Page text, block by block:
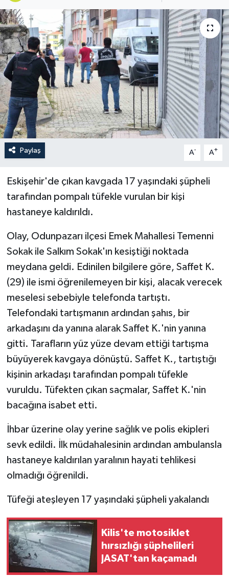
Paylaş A- A+
Eskişehir'de çıkan kavgada 17 yaşındaki şüpheli
tarafından pompalı tüfekle vurulan bir kişi
hastaneye kaldırıldı.
Olay, Odunpazarı ilçesi Emek Mahallesi Temenni
Sokak ile Salkım Sokak'ın kesiştiği noktada
meydana geldi. Edinilen bilgilere göre, Saffet K.
(29) ile ismi öğrenilemeyen bir kişi, alacak verecek
meselesi sebebiyle telefonda tartıştı.
Telefondaki tartışmanın ardından şahıs, bir
arkadaşını da yanına alarak Saffet K.'nin yanına
gitti. Tarafların yüz yüze devam ettiği tartışma
büyüyerek kavgaya dönüştü. Saffet K., tartıştığı
kişinin arkadaşı tarafından pompalı tüfekle
vuruldu. Tüfekten çıkan saçmalar, Saffet K.'nin
bacağına isabet etti.
İhbar üzerine olay yerine sağlık ve polis ekipleri
sevk edildi. İlk müdahalesinin ardından ambulansla
hastaneye kaldırılan yaralının hayati tehlikesi
olmadığı öğrenildi.
Tüfeği ateşleyen 17 yaşındaki şüpheli yakalandı
Kilis'te motosiklet
hırsızlığı şüphelileri
JASAT'tan kaçamadı